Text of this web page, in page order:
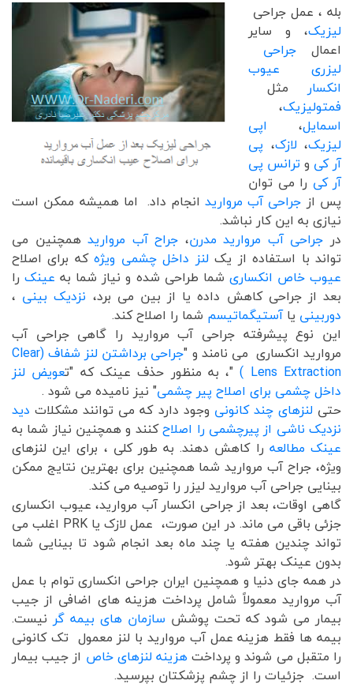
بله ، عمل جراحی
لیزیک، و سایر
اعمال جراحی
لیزری عیوب
انکسار مثل
فمتولیزیک،
اسمایل، اپی
لیزیک، لازک، پی
آر کی وترانس پی
آر کی را می توان
پس از جراحی آب مروارید انجام داد. اما همیشه ممکن است
نیازی به این کار نباشد.
در جراحی آب مروارید مدرن، جراح آب مرواریدهمچنین می
تواند با استفاده از یکلنز داخل چشمی ویژهکه برای اصلاح
عیوب خاص انکساری شما طراحی شده و نیاز شما به عینکرا
بعد از جراحی کاهش داده یا از بین می برد، نزدیک بینی ،
دوربینی یاآستیگماتیسم شما را اصلاح کند.
این نوع پیشرفته جراحی آب مروارید را گاهی جراحی آب
مروارید انکساری می نامند و "
جراحی برداشتن لنز شفاف (Clear
Lens Extraction ) "، به منظور حذف عینک که "تعویض لنز
داخل چشمی برای اصلاح پیر چشمی" نیز نامیده می شود .
حتیلنزهای چند کانونی وجود دارد که می توانند مشکلات دید
نزدیک ناشی از پیرچشمی را اصلاحکنند و همچنین نیاز شما به
عینک مطالعه را کاهش دهند. به طور کلی ، برای این لنزهای
ویژه، جراح آب مروارید شما همچنین برای بهترین نتایج ممکن
بینایی جراحی آب مروارید لیزر را توصیه می کند.
گاهی اوقات، بعد از جراحی انکسار آب مروارید، عیوب انکساری
جزئی باقی می ماند. در این صورت، عمل لازک یا PRK اغلب می
تواند چندین هفته یا چند ماه بعد انجام شود تا بینایی شما
بدون عینک بهتر شود.
در همه جای دنیا و همچنین ایران جراحی انکساری توام با عمل
آب مروارید معمولاً شامل پرداخت هزینه های اضافی از جیب
بیمار می شود که تحت پوشش سازمان های بیمه گر نیست.
بیمه ها فقط هزینه عمل آب مروارید با لنز معمول تک کانونی
را متقبل می شوند و پرداختهزینه لنزهای خاص از جیب بیمار
است. جزئیات را از چشم پزشکتان بپرسید.